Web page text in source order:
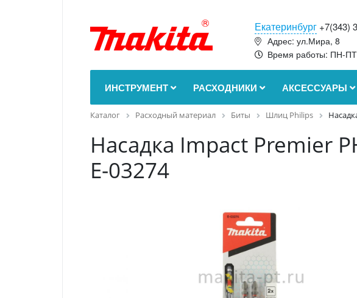
Екатеринбург +7(343)
Адрес: ул.Мира, 8
Время работы: ПН-
ИНСТРУМЕНТ РАСХОДНИКИ АКСЕССУАРЫ
Каталог Расходный материал Биты Шлиц Philips
Насадка Impact Premier
E-03274